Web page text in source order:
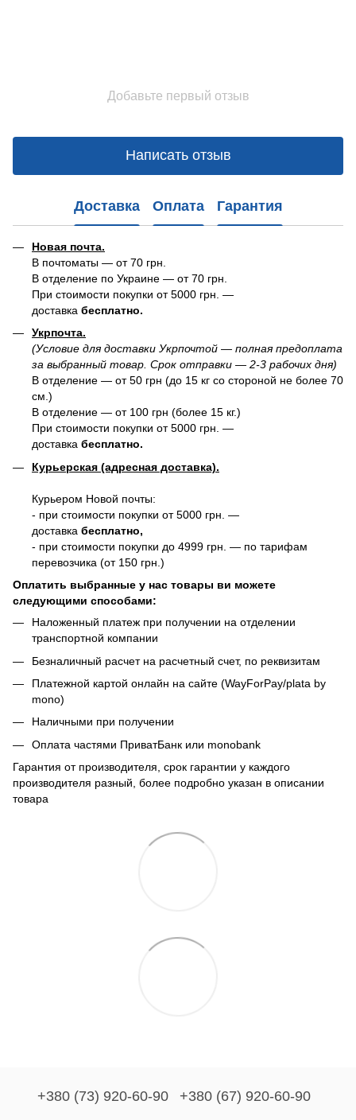
Добавьте первый отзыв
Написать отзыв
Доставка Оплата Гарантия
Новая почта.
В почтоматы — от 70 грн.
В отделение по Украине — от 70 грн.
При стоимости покупки от 5000 грн. —
доставка бесплатно.
Укрпочта.
(Условие для доставки Укрпочтой — полная предоплата
за выбранный товар. Срок отправки — 2-3 рабочих дня)
В отделение — от 50 грн (до 15 кг со стороной не более 70
см.)
В отделение — от 100 грн (более 15 кг.)
При стоимости покупки от 5000 грн. —
доставка бесплатно.
Курьерская (адресная доставка).
Курьером Новой почты:
- при стоимости покупки от 5000 грн. —
доставка бесплатно,
- при стоимости покупки до 4999 грн. — по тарифам
перевозчика (от 150 грн.)
Оплатить выбранные у нас товары ви можете
следующими способами:
Наложенный платеж при получении на отделении
транспортной компании
Безналичный расчет на расчетный счет, по реквизитам
Платежной картой онлайн на сайте (WayForPay/plata by
mono)
Наличными при получении
Оплата частями ПриватБанк или monobank
Гарантия от производителя, срок гарантии у каждого
производителя разный, более подробно указан в описании
товара
+380 (73) 920-60-90 +380 (67) 920-60-90